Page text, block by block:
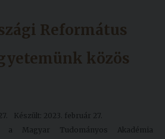
Református
közös
Készült: 2023. február 27.
a Magyar Tudományos Akadémia